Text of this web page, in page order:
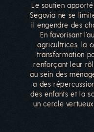
Le soutien
Segovia ne se
il engendre des
En favorisant
agricultrices, la
transformation
renforçant leur
au sein des
a des
des enfants et la
un cercle